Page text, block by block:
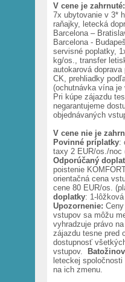
V cene je zahrnuté:
7x ubytovanie v 3*
raňajky, letecká
Barcelona –
Barcelona -
servisné poplatky,
kg/os., transfer
autokarová
CK, prehliadky
(ochutnávka vína
Pri kúpe zájazdu
negarantujeme
objednávaných
V cene nie je
Povinné príplatky:
taxy 2 EUR/os./noc
Odporúčaný
poistenie
orientačná cena
cene 80 EUR/os.
doplatky: 1-
Upozornenie:
vstupov sa môžu
vyhradzuje právo
zájazdu tesne pred
dostupnosť
vstupov.
leteckej
na ich zmenu.